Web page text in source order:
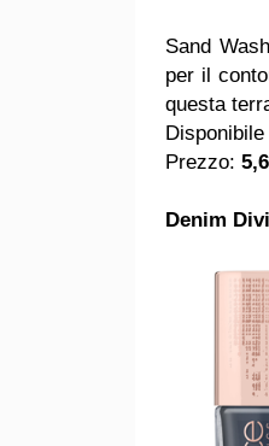
Sand
per il
questa
Prezzo:
Denim